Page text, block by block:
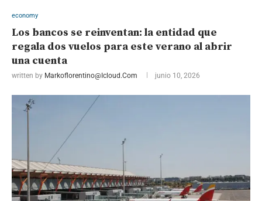
economy
Los bancos se reinventan: la entidad que
regala dos vuelos para este verano al abrir
una cuenta
written by Markoflorentino@icloud.com junio 10, 2026